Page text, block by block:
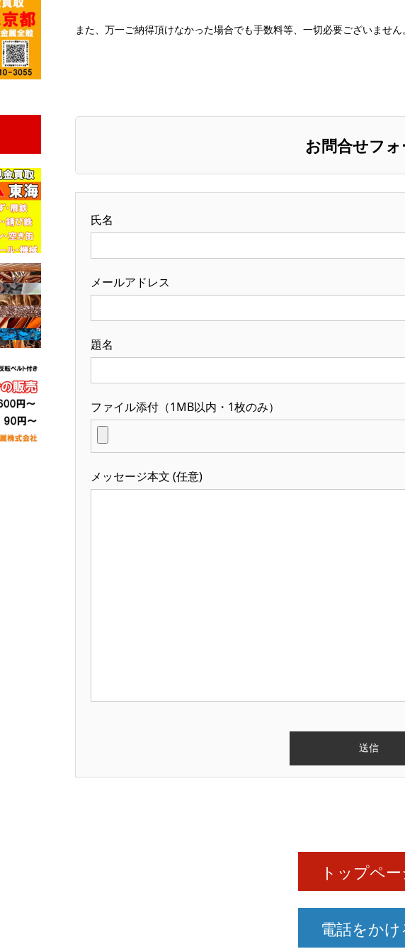
また、万一ご納得頂けなかった場合でも手数料等、一切必要ございません
お問合せフ
氏名
メールアドレス
題名
ファイル添付（1MB以内・1枚のみ）
メッセージ本文 (任意)
トップペ
電話をか